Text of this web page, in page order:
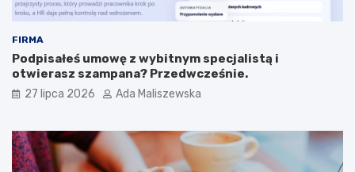
FIRMA
Podpisałeś umowę z wybitnym specjalistą i
otwierasz szampana? Przedwcześnie.
27 lipca 2026 Ada Maliszewska